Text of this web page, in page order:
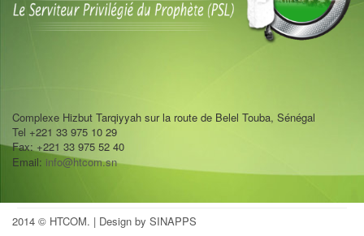
Complexe Hizbut Tarqiyyah sur la route de Belel Touba, Sénégal
Tel +221 33 975 10 29
Fax: +221 33 975 52 40
Email: info@htcom.sn
2014 © HTCOM. | Design by SINAPPS